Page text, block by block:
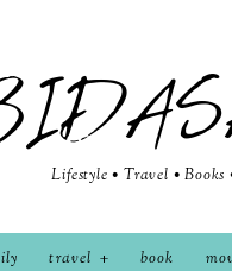
Lifestyle • Travel • Books
travel book